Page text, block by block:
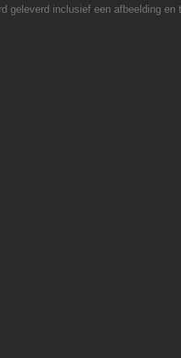
inclusief een afbeelding